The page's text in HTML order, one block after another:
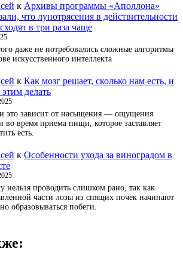
к Архивы программы «Аполлона»
что лунотрясения в действительности
в три раза чаще
даже не потребовались сложные алгоритмы
искусственного интеллекта
к Как мозг решает, сколько нам есть, и
этим делать
это зависит от насыщения — ощущения
во время приема пищи, которое заставляет
есть.
к Особенности ухода за виноградом в
нельзя проводить слишком рано, так как
части лозы из спящих почек начинают
образовываться побеги.